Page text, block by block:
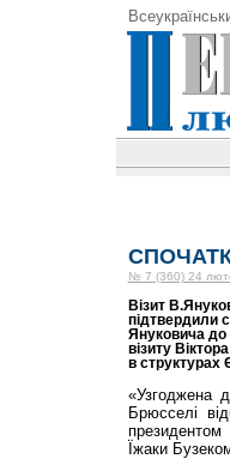
№ 7 (360) 24
Візит
підтвердили
Януковича до
візиту
в структурах
«Узгоджена
Брюсселі
Їжаки